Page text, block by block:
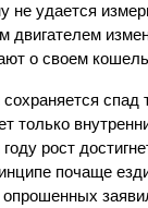
не удается
о своем
только
рост
почаще